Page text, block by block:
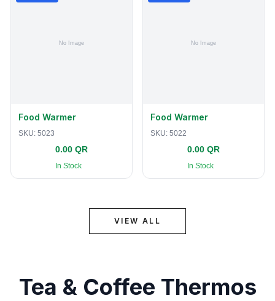
Food Warmer
SKU: 5023
0.00 QR
In Stock
Food Warmer
SKU: 5022
0.00 QR
In Stock
VIEW ALL
Tea & Coffee Thermos